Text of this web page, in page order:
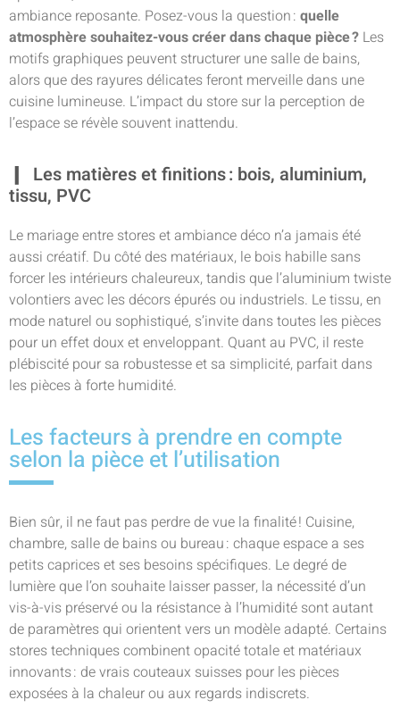
ambiance reposante. Posez-vous la question : quelle
atmosphère souhaitez-vous créer dans chaque pièce ? Les
motifs graphiques peuvent structurer une salle de bains,
alors que des rayures délicates feront merveille dans une
cuisine lumineuse. L’impact du store sur la perception de
l’espace se révèle souvent inattendu.
Les matières et finitions : bois, aluminium,
tissu, PVC
Le mariage entre stores et ambiance déco n’a jamais été
aussi créatif. Du côté des matériaux, le bois habille sans
forcer les intérieurs chaleureux, tandis que l’aluminium twiste
volontiers avec les décors épurés ou industriels. Le tissu, en
mode naturel ou sophistiqué, s’invite dans toutes les pièces
pour un effet doux et enveloppant. Quant au PVC, il reste
plébiscité pour sa robustesse et sa simplicité, parfait dans
les pièces à forte humidité.
Les facteurs à prendre en compte
selon la pièce et l’utilisation
Bien sûr, il ne faut pas perdre de vue la finalité ! Cuisine,
chambre, salle de bains ou bureau : chaque espace a ses
petits caprices et ses besoins spécifiques. Le degré de
lumière que l’on souhaite laisser passer, la nécessité d’un
vis-à-vis préservé ou la résistance à l’humidité sont autant
de paramètres qui orientent vers un modèle adapté. Certains
stores techniques combinent opacité totale et matériaux
innovants : de vrais couteaux suisses pour les pièces
exposées à la chaleur ou aux regards indiscrets.